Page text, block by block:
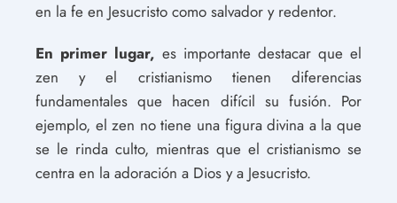
en la fe en Jesucristo como salvador y redentor.
En primer lugar, es importante destacar que el
zen y el cristianismo tienen diferencias
fundamentales que hacen difícil su fusión. Por
ejemplo, el zen no tiene una figura divina a la que
se le rinda culto, mientras que el cristianismo se
centra en la adoración a Dios y a Jesucristo.